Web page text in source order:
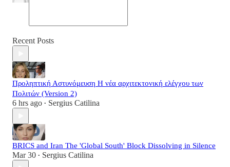
Recent Posts
Προληπτική Αστυνόμευση Η νέα αρχιτεκτονική ελέγχου των
Πολιτών (Version 2)
6 hrs ago • Sergius Catilina
BRICS and Iran The 'Global South' Block Dissolving in Silence
Mar 30 • Sergius Catilina